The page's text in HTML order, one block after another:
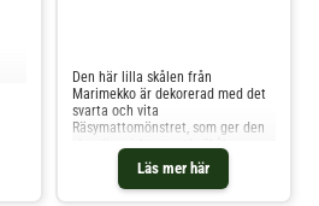
Läs mer här
Den här lilla skålen från
Marimekko är dekorerad med det
svarta och vita
Räsymattomönstret, som ger den
skandinaviskt uttryck. Skålen
passar perfekt för att servera allt
ifrån ris till snacks. Är tillverkad i
vitt stengods och tål diskmaskin,